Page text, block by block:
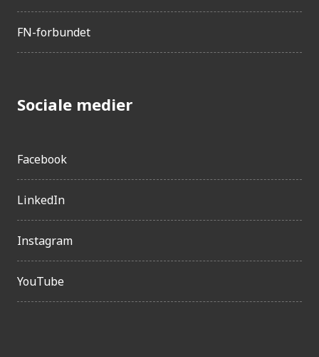
FN-forbundet
Sociale medier
Facebook
LinkedIn
Instagram
YouTube